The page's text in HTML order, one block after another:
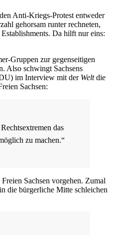
Anti-Kriegs-Protest entweder
gehorsam runter rechneten,
Da hilft nur eins:
Gruppen zur gegenseitigen
Also schwingt Sachsens
im Interview mit der Weltdie
Sachsen:
das
zu machen.“
Sachsen vorgehen. Zumal
die bürgerliche Mitte schleichen